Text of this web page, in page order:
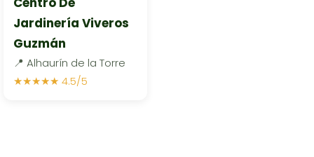
Jardinería Viveros
Guzmán
📍 Alhaurín de la Torre
★★★★★ 4.5/5